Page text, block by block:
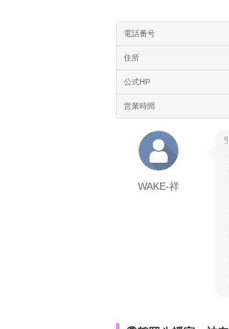
電話番号
住所
公式HP
営業時間
WAKE-祥